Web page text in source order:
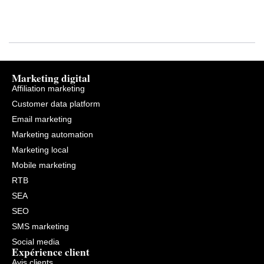
Marketing digital
Affiliation marketing
Customer data platform
Email marketing
Marketing automation
Marketing local
Mobile marketing
RTB
SEA
SEO
SMS marketing
Social media
Expérience client